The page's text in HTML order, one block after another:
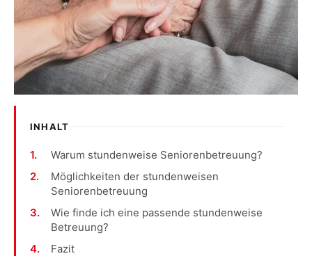
INHALT
Warum stundenweise Seniorenbetreuung?
Möglichkeiten der stundenweisen
Seniorenbetreuung
Wie finde ich eine passende stundenweise
Betreuung?
Fazit